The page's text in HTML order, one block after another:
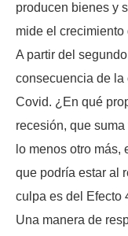
producen bienes y
mide el crecimiento
A partir del
consecuencia de la
Covid. ¿En qué
recesión, que
lo menos otro
que podría estar al
culpa es del Efecto
Una manera de